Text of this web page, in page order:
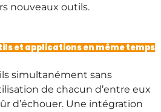
nouveaux outils.
et applications en même temps
simultanément sans
de chacun d’entre eux
d’échouer. Une intégration